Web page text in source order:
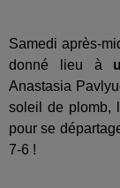
Samedi après-
donné lieu à
Anastasia
soleil de plomb,
pour se
7-6 !